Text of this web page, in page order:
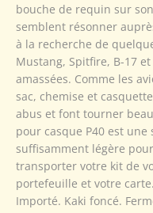
bouche de requin sur
semblent résonner
à la recherche de
Mustang, Spitfire, B-17
amassées. Comme les
sac, chemise et
abus et font tourner
pour casque P40 est
suffisamment légère
transporter votre kit de
portefeuille et votre
Importé. Kaki foncé.